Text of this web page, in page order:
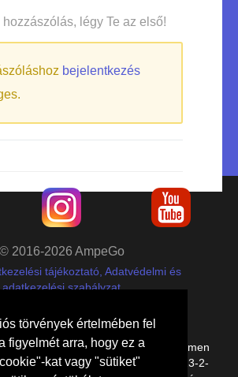
törvények értelmében fel
figyelmét arra, hogy ez a
kat vagy "sütiket"
hozzászólás, légy Te az első!
bejelentkezés
© 2016-2026 AmpeGo
tájékoztató, Adatvédelmi és
adatkezelési szabályzat
Cégadatok
8000 Székesfehérvár
Kelemen
1. em. 11.
, adószám:
27109023-2-